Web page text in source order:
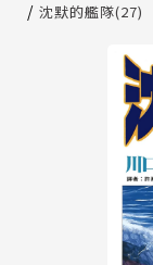
【公告】
沈默的艦隊(27)